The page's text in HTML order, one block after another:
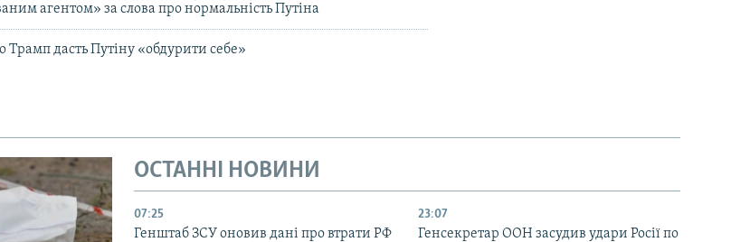
агентом» за слова про нормальність Путіна
дасть Путіну «обдурити себе»
ОСТАННІ НОВИНИ
07:25
Генштаб ЗСУ оновив дані про втрати РФ
23:07
Генсекретар ООН засудив удари Росії по